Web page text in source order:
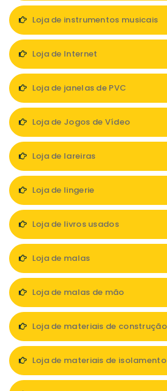
Loja de instrumentos musicais
Loja de Internet
Loja de janelas de PVC
Loja de Jogos de Vídeo
Loja de lareiras
Loja de lingerie
Loja de livros usados
Loja de malas
Loja de malas de mão
Loja de materiais de construção
Loja de materiais de isolamento